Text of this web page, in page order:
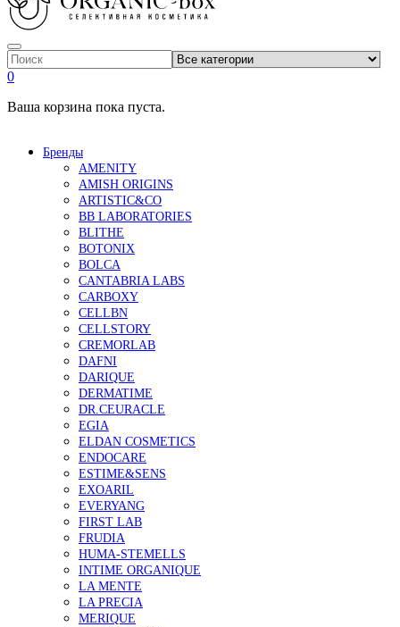
0
Ваша корзина пока пуста.
Бренды
AMENITY
AMISH ORIGINS
ARTISTIC&CO
BB LABORATORIES
BLITHE
BOTONIX
BOLCA
CANTABRIA LABS
CARBOXY
CELLBN
CELLSTORY
CREMORLAB
DAFNI
DARIQUE
DERMATIME
DR.CEURACLE
EGIA
ELDAN COSMETICS
ENDOCARE
ESTIME&SENS
EXOARIL
EVERYANG
FIRST LAB
FRUDIA
HUMA-STEMELLS
INTIME ORGANIQUE
LA MENTE
LA PRECIA
MERIQUE